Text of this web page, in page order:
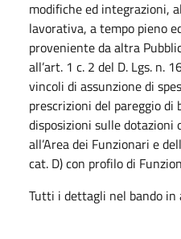
modifiche ed integrazioni,
lavorativa, a tempo pieno
proveniente da altra
all’art. 1 c. 2 del D. Lgs. n.
vincoli di assunzione di
prescrizioni del pareggio di
disposizioni sulle
all’Area dei Funzionari e
cat. D) con profilo di
Tutti i dettagli nel bando in